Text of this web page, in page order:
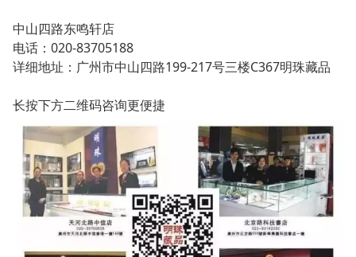
中山四路东鸣轩店
电话：020-83705188
详细地址：广州市中山四路199-217号三楼C367明珠藏品
长按下方二维码咨询更便捷